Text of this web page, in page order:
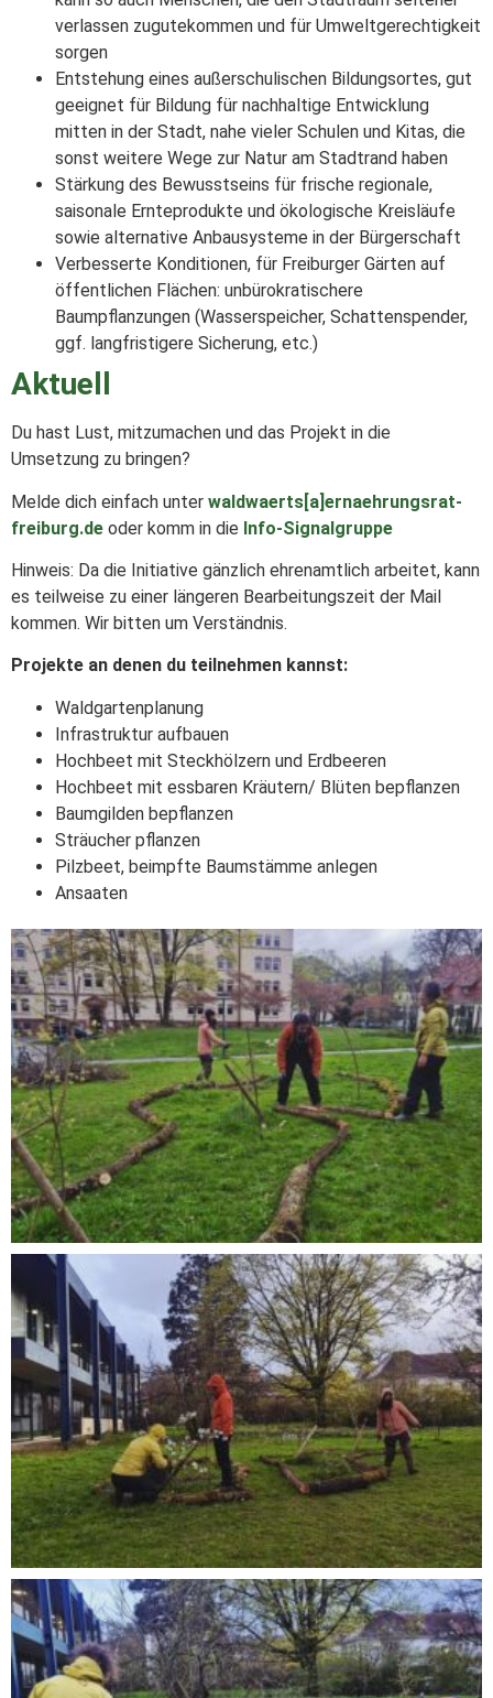
verlassen zugutekommen und für Umweltgerechtigkeit
sorgen
Entstehung eines außerschulischen Bildungsortes, gut
geeignet für Bildung für nachhaltige Entwicklung
mitten in der Stadt, nahe vieler Schulen und Kitas, die
sonst weitere Wege zur Natur am Stadtrand haben
Stärkung des Bewusstseins für frische regionale,
saisonale Ernteprodukte und ökologische Kreisläufe
sowie alternative Anbausysteme in der Bürgerschaft
Verbesserte Konditionen, für Freiburger Gärten auf
öffentlichen Flächen: unbürokratischere
Baumpflanzungen (Wasserspeicher, Schattenspender,
ggf. langfristigere Sicherung, etc.)
Aktuell
Du hast Lust, mitzumachen und das Projekt in die
Umsetzung zu bringen?
Melde dich einfach unter waldwaerts[a]ernaehrungsrat-
freiburg.de oder komm in die Info-Signalgruppe
Hinweis: Da die Initiative gänzlich ehrenamtlich arbeitet, kann
es teilweise zu einer längeren Bearbeitungszeit der Mail
kommen. Wir bitten um Verständnis.
Projekte an denen du teilnehmen kannst:
Waldgartenplanung
Infrastruktur aufbauen
Hochbeet mit Steckhölzern und Erdbeeren
Hochbeet mit essbaren Kräutern/ Blüten bepflanzen
Baumgilden bepflanzen
Sträucher pflanzen
Pilzbeet, beimpfte Baumstämme anlegen
Ansaaten